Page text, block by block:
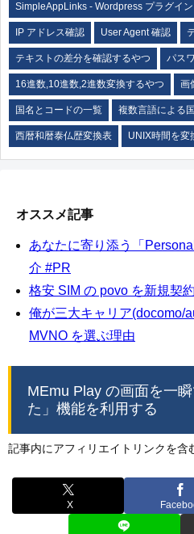
SimpleAppLinks - Wordpress プラグイン
IP アドレス確認 User Agent 確認
テキストの差分を確認するやつ パス
16進数,10進数,2進数変換するやつ 画
国名とコードの一覧 複数言語による
西暦和暦泰仏歴変換表 UNIX時間を変
オススメ記事
あなたに寄り添う「
介 #PR
格安 SIM の povo を新規契
俺が三大キャリア(docomo/
MVNO を選ぶ理由
MEmu Play の画面を一
た」機能を利用する
記事内にアフィリエイトリンクを含
X